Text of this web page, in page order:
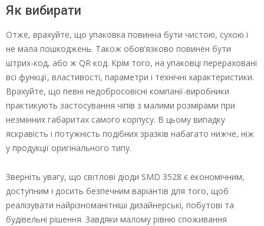
Як вибирати
Отже, врахуйте, що упаковка повинна бути чистою, сухою і
не мала пошкоджень. Також обов’язково повинен бути
штрих-код, або ж QR код. Крім того, на упаковці перераховані
всі функції, властивості, параметри і технічні характеристики.
Врахуйте, що певні недобросовісні компанії-виробники
практикують застосування чіпів з малими розмірами при
незмінних габаритах самого корпусу. В цьому випадку
яскравість і потужність подібних зразків набагато нижче, ніж
у продукції оригінального типу.
Зверніть увагу, що світлові діоди SМD 3528 є економічним,
доступним і досить безпечним варіантів для того, щоб
реалізувати найрізноманітніші дизайнерські, побутові та
будівельні рішення. Завдяки малому рівню споживання